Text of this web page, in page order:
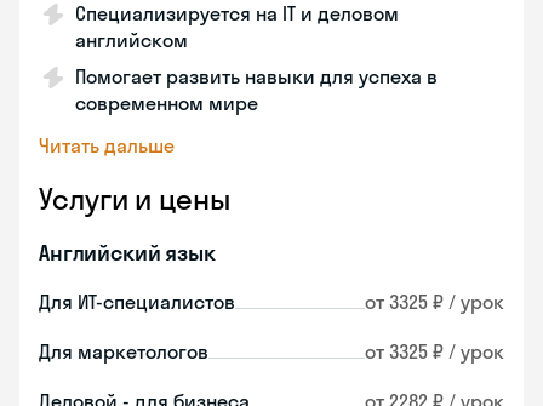
Специализируется на IT и деловом
английском
Помогает развить навыки для успеха в
современном мире
Читать дальше
Услуги и цены
Английский язык
Для ИТ-специалистов от 3325 ₽ / урок
Для маркетологов от 3325 ₽ / урок
Деловой - для бизнеса от 2282 ₽ / урок